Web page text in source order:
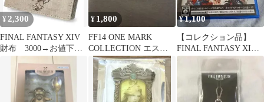
¥ 2,300
FINAL FANTASY XIV
財布 3000→お値下げ
¥ 1,800
FF14 ONE MARK
COLLECTION エステ
ィニアン
¥1,100
【コレクション品】
FINAL FANTASY XIV
コンプリートパック